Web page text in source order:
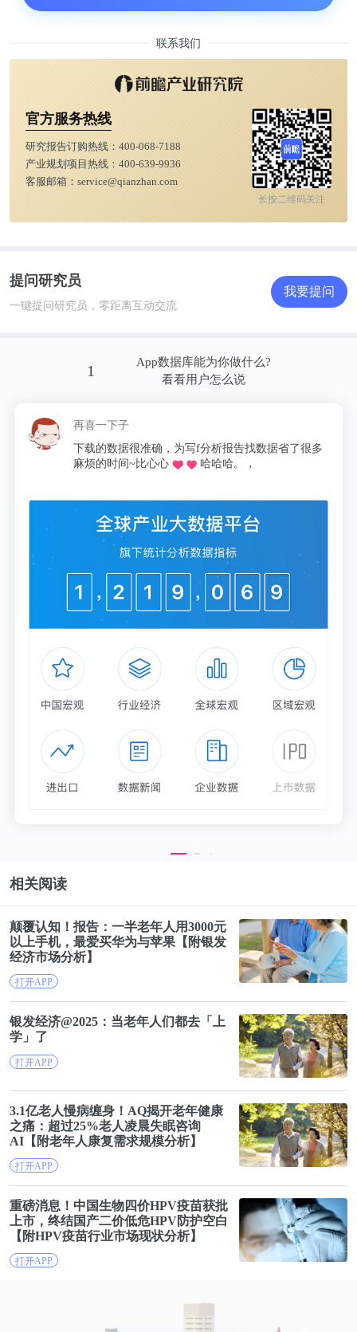
联系我们
官方服务热线
研究报告订购热线： 400-068-7188
产业规划项目热线： 400-639-9936
客服邮箱： service@qianzhan.com
长按二维码关注
提问研究员
一键提问研究员，零距离互动交流
我要提问
1
App数据库能为你做什么?
看看用户怎么说
再喜一下子
下载的数据很准确，为写f分析报告找数据省了很多
麻烦的时间~比心心
哈哈哈。，
相关阅读
颠覆认知！报告：一半老年人 用3000元
以上手机，最爱买华为与苹果【附银发
经济市场分析】
打开APP
银发经济@2025：当老年人们都去「上
学」了
打开APP
3.1亿老人慢病缠身！AQ揭开老年健康
之痛：超过25%老人凌晨失眠咨询
AI【附老年人 康复需求规模分析】
打开APP
重磅消息！中国生物四价HPV疫苗获批
上市，终结国产二价低危HPV防护空白
【附HPV疫苗行业市场现状分析】
打开APP